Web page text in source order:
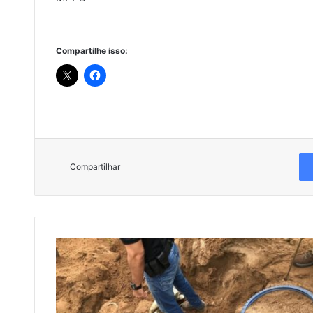
Compartilhe isso:
Compartilhar
O
p
e
r
a